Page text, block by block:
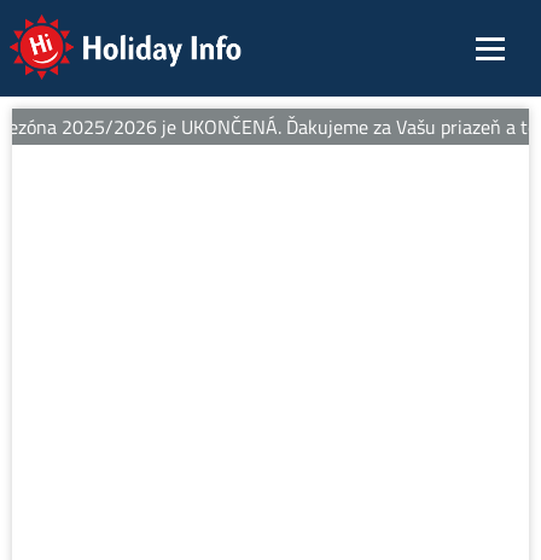
Holiday Info
2025/2026 je UKONČENÁ. Ďakujeme za Vašu priazeň a